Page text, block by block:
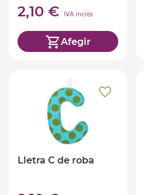
2,10 € IVA inclòs
Afegir
Lletra C de roba